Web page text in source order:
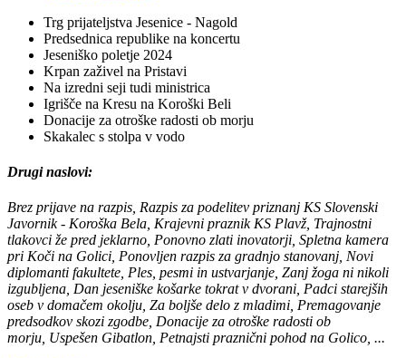
Trg prijateljstva Jesenice - Nagold
Predsednica republike na koncertu
Jeseniško poletje 2024
Krpan zaživel na Pristavi
Na izredni seji tudi ministrica
Igrišče na Kresu na Koroški Beli
Donacije za otroške radosti ob morju
Skakalec s stolpa v vodo
Drugi naslovi:
Brez prijave na razpis, Razpis za podelitev priznanj KS Slovenski
Javornik - Koroška Bela, Krajevni praznik KS Plavž, Trajnostni
tlakovci že pred jeklarno, Ponovno zlati inovatorji, Spletna kamera
pri Koči na Golici, Ponovljen razpis za gradnjo stanovanj, Novi
diplomanti fakultete, Ples, pesmi in ustvarjanje, Zanj žoga ni nikoli
izgubljena, Dan jeseniške košarke tokrat v dvorani, Padci starejših
oseb v domačem okolju, Za boljše delo z mladimi, Premagovanje
predsodkov skozi zgodbe, Donacije za otroške radosti ob
morju, Uspešen Gibatlon, Petnajsti praznični pohod na Golico, ...